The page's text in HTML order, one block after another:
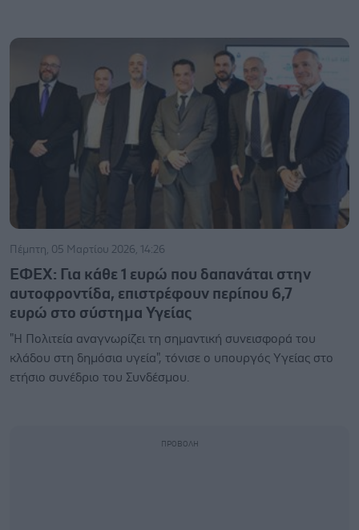
Πέμπτη, 05 Μαρτίου 2026, 14:26
ΕΦΕΧ: Για κάθε 1 ευρώ που δαπανάται στην
αυτοφροντίδα, επιστρέφουν περίπου 6,7
ευρώ στο σύστημα Υγείας
"Η Πολιτεία αναγνωρίζει τη σημαντική συνεισφορά του
κλάδου στη δημόσια υγεία", τόνισε ο υπουργός Υγείας στο
ετήσιο συνέδριο του Συνδέσμου.